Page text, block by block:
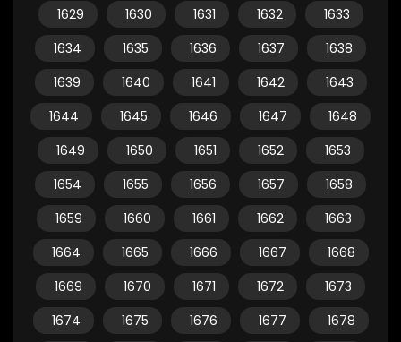
1629
1630 1631 1632
1633
1634
1635 1636 1637
1638
1639
1640 1641 1642
1643
1644
1645 1646 1647
1648
1649
1650 1651 1652
1653
1654
1655 1656 1657
1658
1659
1660 1661 1662
1663
1664
1665 1666 1667
1668
1669
1670 1671 1672
1673
1674
1675 1676 1677
1678